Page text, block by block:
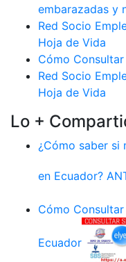
embarazadas y
Red Socio
Hoja de Vida
Cómo
Red Socio
Hoja de Vida
Lo +
¿Cómo saber si
en Ecuador?
Cómo
Ecuador